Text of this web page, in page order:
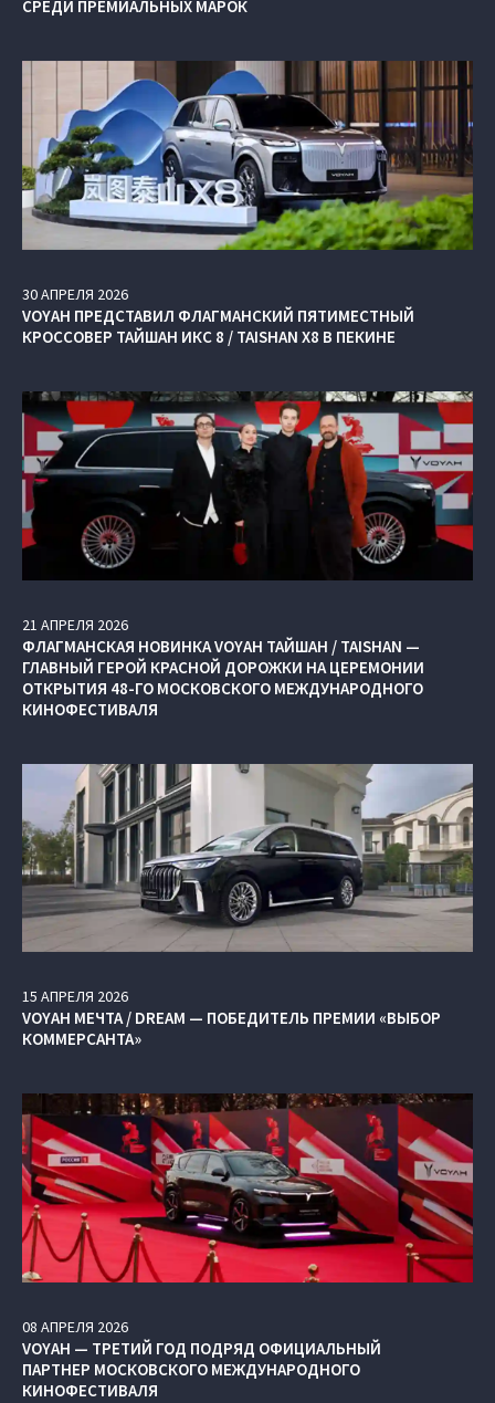
СРЕДИ ПРЕМИАЛЬНЫХ МАРОК
30АПРЕЛЯ 2026
VOYAH ПРЕДСТАВИЛ ФЛАГМАНСКИЙ ПЯТИМЕСТНЫЙ
КРОССОВЕР ТАЙШАН ИКС 8 / TAISHAN X8 В ПЕКИНЕ
21 АПРЕЛЯ 2026
ФЛАГМАНСКАЯ НОВИНКА VOYAH ТАЙШАН / TAISHAN —
ГЛАВНЫЙ ГЕРОЙ КРАСНОЙ ДОРОЖКИ НА ЦЕРЕМОНИИ
ОТКРЫТИЯ 48-ГО МОСКОВСКОГО МЕЖДУНАРОДНОГО
КИНОФЕСТИВАЛЯ
15 АПРЕЛЯ 2026
VOYAH МЕЧТА / DREAM — ПОБЕДИТЕЛЬ ПРЕМИИ «ВЫБОР
КОММЕРСАНТА»
08 АПРЕЛЯ 2026
VOYAH — ТРЕТИЙ ГОД ПОДРЯД ОФИЦИАЛЬНЫЙ
ПАРТНЕР МОСКОВСКОГО МЕЖДУНАРОДНОГО
КИНОФЕСТИВАЛЯ